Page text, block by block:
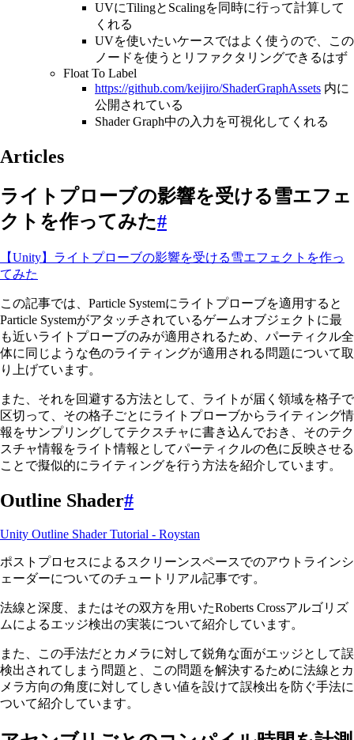
UVにTilingとScalingを同時に行って計算して
くれる
UVを使いたいケースではよく使うので、この
ノードを使うとリファクタリングできるはず
Float To Label
https://github.com/keijiro/ShaderGraphAssets 内に
公開されている
Shader Graph中の入力を可視化してくれる
Articles
ライトプローブの影響を受ける雪エフェ
クトを作ってみた#
【Unity】ライトプローブの影響を受ける雪エフェクトを作っ
てみた
この記事では、Particle Systemにライトプローブを適用すると
Particle Systemがアタッチされているゲームオブジェクトに最
も近いライトプローブのみが適用されるため、パーティクル全
体に同じような色のライティングが適用される問題について取
り上げています。
また、それを回避する方法として、ライトが届く領域を格子で
区切って、その格子ごとにライトプローブからライティング情
報をサンプリングしてテクスチャに書き込んでおき、そのテク
スチャ情報をライト情報としてパーティクルの色に反映させる
ことで擬似的にライティングを行う方法を紹介しています。
Outline Shader#
Unity Outline Shader Tutorial - Roystan
ポストプロセスによるスクリーンスペースでのアウトラインシ
ェーダーについてのチュートリアル記事です。
法線と深度、またはその双方を用いたRoberts Crossアルゴリズ
ムによるエッジ検出の実装について紹介しています。
また、この手法だとカメラに対して鋭角な面がエッジとして誤
検出されてしまう問題と、この問題を解決するために法線とカ
メラ方向の角度に対してしきい値を設けて誤検出を防ぐ手法に
ついて紹介しています。